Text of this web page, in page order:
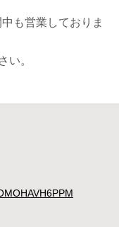
も営業しておりま
い。